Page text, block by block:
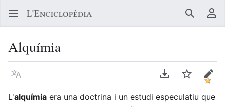
Buscar
Alquímia
Llegir en un atre idioma Descarregar en
Vigilar
L'alquímia era una doctrina i un estudi especulatiu que